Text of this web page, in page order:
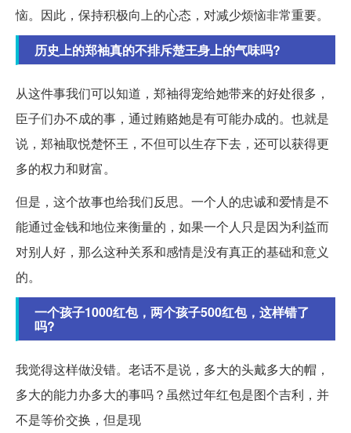
恼。因此，保持积极向上的心态，对减少烦恼非常重要。
历史上的郑袖真的不排斥楚王身上的气味吗?
从这件事我们可以知道，郑袖得宠给她带来的好处很多，
臣子们办不成的事，通过贿赂她是有可能办成的。也就是
说，郑袖取悦楚怀王，不但可以生存下去，还可以获得更
多的权力和财富。
但是，这个故事也给我们反思。一个人的忠诚和爱情是不
能通过金钱和地位来衡量的，如果一个人只是因为利益而
对别人好，那么这种关系和感情是没有真正的基础和意义
的。
一个孩子1000红包，两个孩子500红包，这样错了
吗?
我觉得这样做没错。老话不是说，多大的头戴多大的帽，
多大的能力办多大的事吗？虽然过年红包是图个吉利，并
不是等价交换，但是现